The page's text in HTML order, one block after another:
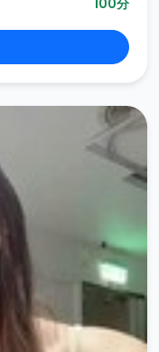
100分